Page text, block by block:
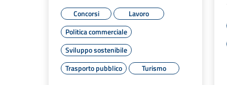
Concorsi
Lavoro
Politica commerciale
Sviluppo sostenibile
Trasporto pubblico
Turismo